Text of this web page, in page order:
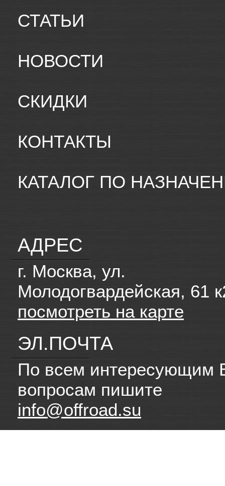
СТАТЬИ
НОВОСТИ
СКИДКИ
КОНТАКТЫ
КАТАЛОГ ПО
АДРЕС
г. Москва, ул.
Молодогвардейская, 61
посмотреть на карте
ЭЛ.ПОЧТА
По всем интересующим
вопросам пишите
info@offroad.su